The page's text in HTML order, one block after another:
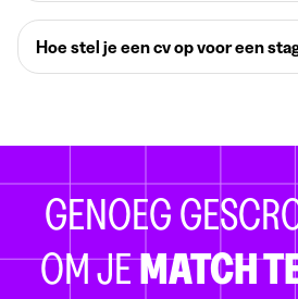
Hoe stel je een cv op voor een
GENOEG
OM JEMATCH